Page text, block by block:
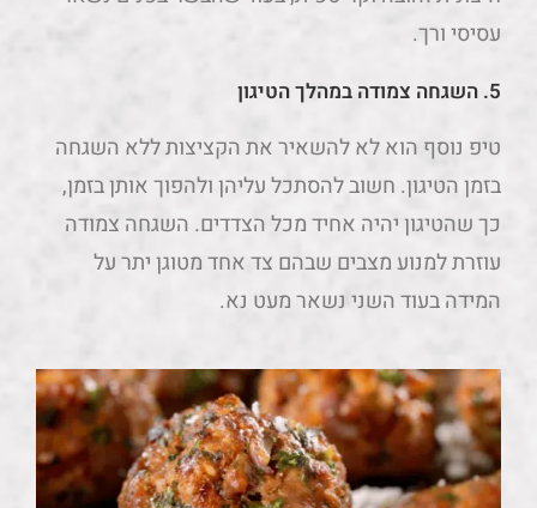
עסיסי ורך.
5. השגחה צמודה במהלך הטיגון
טיפ נוסף הוא לא להשאיר את הקציצות ללא השגחה
בזמן הטיגון. חשוב להסתכל עליהן ולהפוך אותן בזמן,
כך שהטיגון יהיה אחיד מכל הצדדים. השגחה צמודה
עוזרת למנוע מצבים שבהם צד אחד מטוגן יתר על
המידה בעוד השני נשאר מעט נא.